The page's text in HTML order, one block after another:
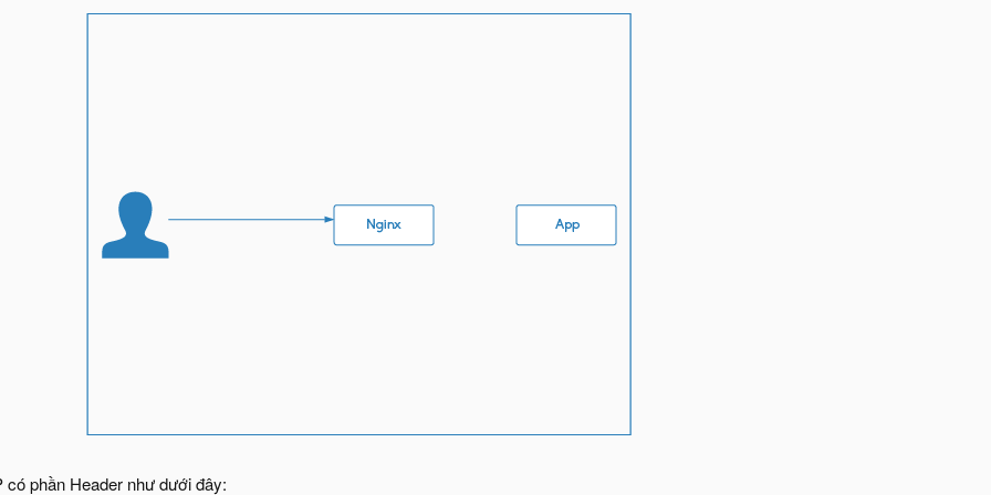
phần Header như dưới đây: